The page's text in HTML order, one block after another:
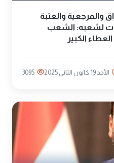
والمرجعية والعتبة
لشعبه: الشعب
الكبير
الأحد 19 كانون الثاني 2025 3095